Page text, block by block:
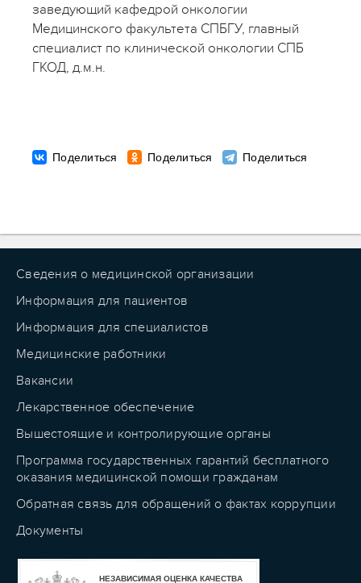
заведующий кафедрой онкологии
Медицинского факультета СПБГУ, главный
специалист по клинической онкологии СПБ
ГКОД, д.м.н.
Сведения о медицинской организации
Информация для пациентов
Информация для специалистов
Медицинские работники
Вакансии
Лекарственное обеспечение
Вышестоящие и контролирующие органы
Программа государственных гарантий бесплатного
оказания медицинской помощи гражданам
Обратная связь для обращений о фактах коррупции
Документы